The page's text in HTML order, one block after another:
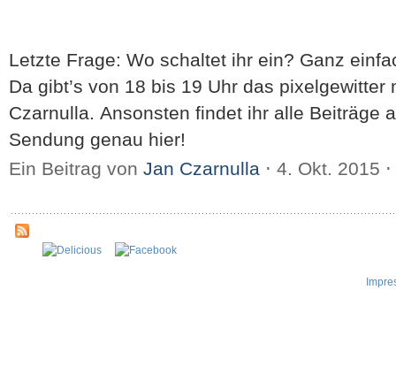
Letzte Frage: Wo schaltet ihr ein? Ganz
Da gibt’s von 18 bis 19 Uhr das pixelgewitter
Czarnulla. Ansonsten findet ihr alle Beiträge
Sendung genau hier!
Ein Beitrag von Jan Czarnulla ⋅ 4. Okt. 2015 ⋅